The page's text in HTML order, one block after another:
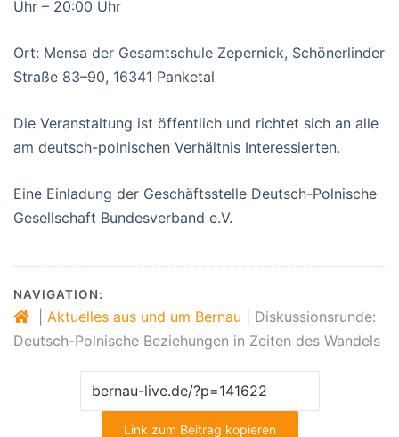
Uhr – 20:00 Uhr
Ort: Mensa der Gesamtschule Zepernick, Schönerlinder
Straße 83–90, 16341 Panketal
Die Veranstaltung ist öffentlich und richtet sich an alle
am deutsch-polnischen Verhältnis Interessierten.
Eine Einladung der Geschäftsstelle Deutsch-Polnische
Gesellschaft Bundesverband e.V.
NAVIGATION:
Aktuelles aus und um Bernau
Diskussionsrunde:
Deutsch-Polnische Beziehungen in Zeiten des Wandels
Link zum Beitrag kopieren